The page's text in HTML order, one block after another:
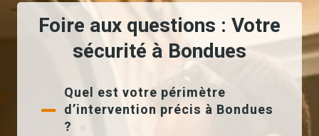
Foire aux questions : Votre
sécurité à Bondues
Quel est votre périmètre
d’intervention précis à Bondues
?